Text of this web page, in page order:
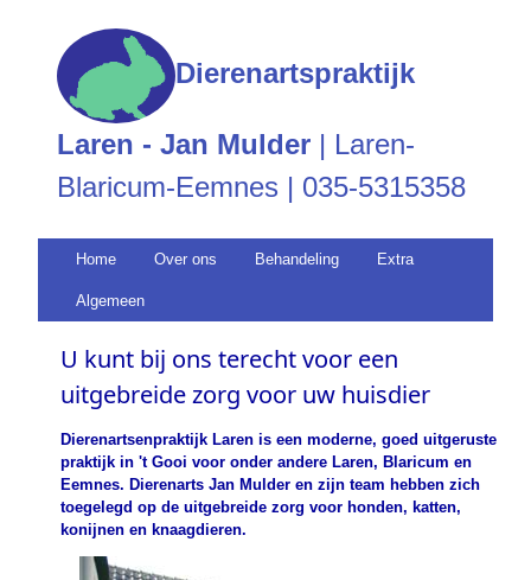
Dierenartspraktijk
Laren - Jan Mulder | Laren-
Blaricum-Eemnes | 035-5315358
Home Over ons Behandeling Extra
Algemeen
U kunt bij ons terecht voor een
uitgebreide zorg voor uw huisdier
Dierenartsenpraktijk Laren is een moderne, goed uitgeruste
praktijk in 't Gooi voor onder andere Laren, Blaricum en
Eemnes. Dierenarts Jan Mulder en zijn team hebben zich
toegelegd op de uitgebreide zorg voor honden, katten,
konijnen en knaagdieren.